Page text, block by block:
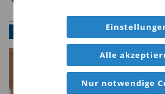
Alle
Nur notwendige
glücklichen Umstand zu
globale Konjunkturzyklus in
Erholungsphase befindet. Der
Schwellenländer stieg in den